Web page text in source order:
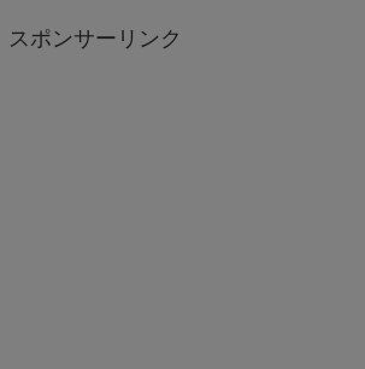
スポンサーリンク